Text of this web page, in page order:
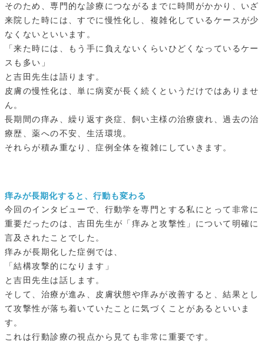
そのため、専門的な診療につながるまでに時間がかかり、いざ
来院した時には、すでに慢性化し、複雑化しているケースが少
なくないといいます。
「来た時には、もう手に負えないくらいひどくなっているケー
スも多い」
と吉田先生は語ります。
皮膚の慢性化は、単に病変が長く続くというだけではありませ
ん。
長期間の痒み、繰り返す炎症、飼い主様の治療疲れ、過去の治
療歴、薬への不安、生活環境。
それらが積み重なり、症例全体を複雑にしていきます。
痒みが長期化すると、行動も変わる
今回のインタビューで、行動学を専門とする私にとって非常に
重要だったのは、吉田先生が「痒みと攻撃性」について明確に
言及されたことでした。
痒みが長期化した症例では、
「結構攻撃的になります」
と吉田先生は話します。
そして、治療が進み、皮膚状態や痒みが改善すると、結果とし
て攻撃性が落ち着いていたことに気づくことがあるといいま
す。
これは行動診療の視点から見ても非常に重要です。